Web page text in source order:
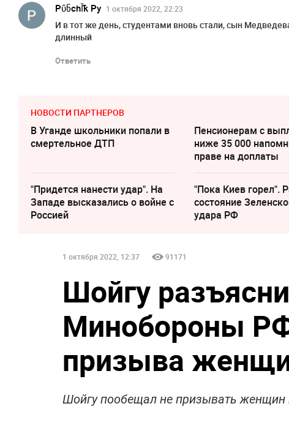
РΰნchĬҟ Ру 1 октября 2022, 22:23
И в тот же день, студентами вновь стали, сын
длинный
Ответить
НОВОСТИ ПАРТНЕРОВ
В Уганде школьники попали в
смертельное ДТП
Пенсионерам с
ниже 35 000
праве на доплаты
"Придется нанести удар". На
Западе высказались о войне с
Россией
"Пока Киев горел".
состояние
удара РФ
1 октября 2022, 12:37 91171
Шойгу
Минобороны
призыва
Шойгу пообещал не призывать